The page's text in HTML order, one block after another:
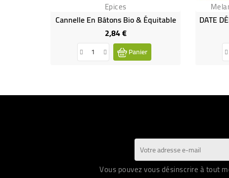
Epices
Cannelle En Bâtons Bio & Équitable
2,84 €Prix
Panier
Vous pouvez vous désinscrire à tout